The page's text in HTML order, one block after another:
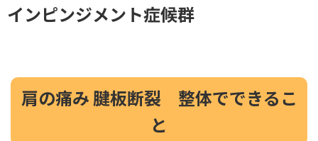
インピンジメント症候群
肩の痛み 腱板断裂 整体でできるこ
と